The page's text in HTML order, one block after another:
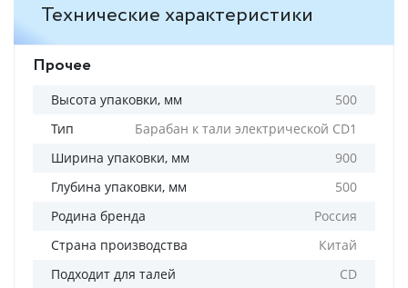
Технические характеристики
Прочее
Высота упаковки, мм
500
Тип
Барабан к тали электрической CD1
Ширина упаковки, мм
900
Глубина упаковки, мм
500
Родина бренда
Россия
Страна производства
Китай
Подходит для талей
CD